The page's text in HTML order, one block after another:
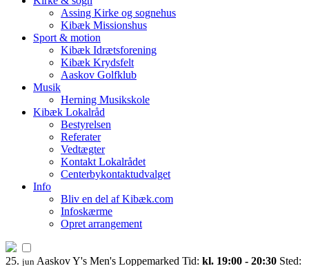
Assing Kirke og sognehus
Kibæk Missionshus
Sport & motion
Kibæk Idrætsforening
Kibæk Krydsfelt
Aaskov Golfklub
Musik
Herning Musikskole
Kibæk Lokalråd
Bestyrelsen
Referater
Vedtægter
Kontakt Lokalrådet
Centerbykontaktudvalget
Info
Bliv en del af Kibæk.com
Infoskærme
Opret arrangement
25. jun Aaskov Y's Men's Loppemarked Tid: kl. 19:00 - 20:30 Sted: